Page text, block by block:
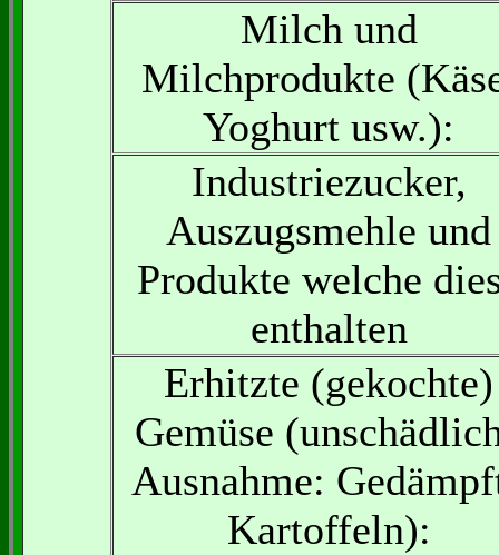
Milch und
Milchprodukte
Yoghurt usw.):
Industriezucker,
Auszugsmehle und
Produkte welche
enthalten
Erhitzte (gekochte)
Gemüse
Ausnahme:
Kartoffeln):